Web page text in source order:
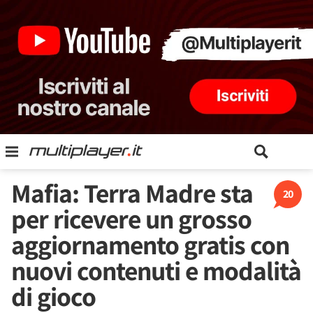
20
Mafia: Terra Madre sta
per ricevere un grosso
aggiornamento gratis con
nuovi contenuti e modalità
di gioco